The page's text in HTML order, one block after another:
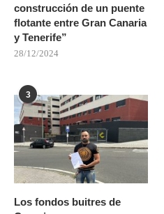
construcción de un puente
flotante entre Gran Canaria
y Tenerife”
28/12/2024
3
Los fondos buitres de